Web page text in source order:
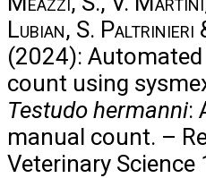
Lubian, S. Paltrinieri
(2024):
count using
Testudo hermanni:
manual count. –
Veterinary Science